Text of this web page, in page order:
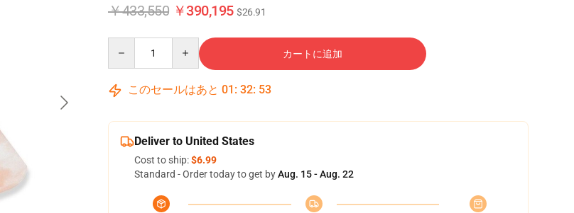
￥433,550 ￥390,195 $26.91
カートに追加
このセールはあと 01 : 32: 52
Deliver to United States
Cost to ship:$6.99
Standard - Order today to get byAug. 15 - Aug. 22